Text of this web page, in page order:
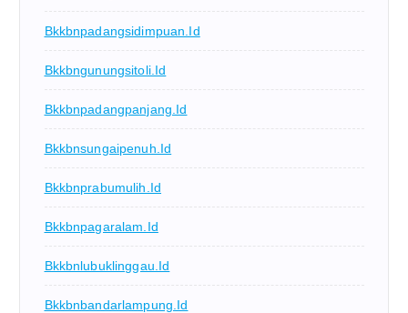
Bkkbnpadangsidimpuan.id
Bkkbngunungsitoli.id
Bkkbnpadangpanjang.id
Bkkbnsungaipenuh.id
Bkkbnprabumulih.id
Bkkbnpagaralam.id
Bkkbnlubuklinggau.id
Bkkbnbandarlampung.id